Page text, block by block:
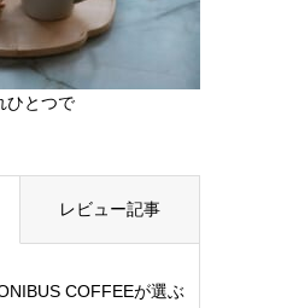
ひとつで
レビュー記事
COFFEEが選ぶ